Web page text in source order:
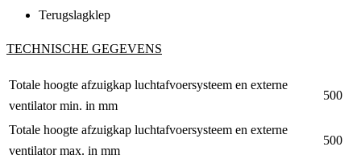
Terugslagklep
TECHNISCHE GEGEVENS
Totale hoogte afzuigkap luchtafvoersysteem en externe
ventilator min. in mm
500
Totale hoogte afzuigkap luchtafvoersysteem en externe
ventilator max. in mm
500